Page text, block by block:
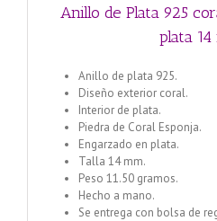
Anillo de Plata 925
plata
Anillo de plata 925.
Diseño exterior coral.
Interior de plata.
Piedra de Coral Esponja.
Engarzado en plata.
Talla 14 mm.
Peso 11.50 gramos.
Hecho a mano.
Se entrega con bolsa de